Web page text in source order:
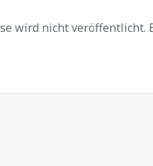
wird nicht veröffentlicht.